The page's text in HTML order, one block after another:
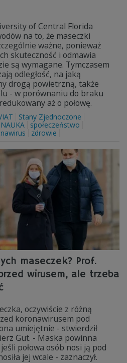
of Central Florida
na to, że maseczki
ważne, ponieważ
skuteczność i odmawia
są wymagane. Tymczasem
odległość, na jaką
drogą powietrzną, także
- w porównaniu do braku
aż o połowę.
Stany Zjednoczone
NAUKA
społeczeństwo
zdrowie
maseczek? Prof.
wirusem, ale trzeba
oczywiście z różną
koronawirusem pod
umiejętnie - stwierdził
Gut. - Maska powinna
połowa osób nosi ją pod
jej wcale - zaznaczył.